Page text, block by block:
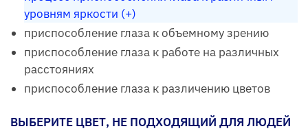
уровням яркости (+)
приспособление глаза к объемному зрению
приспособление глаза к работе на различных
расстояниях
приспособление глаза к различению цветов
ВЫБЕРИТЕ ЦВЕТ, НЕ ПОДХОДЯЩИЙ ДЛЯ ЛЮДЕЙ